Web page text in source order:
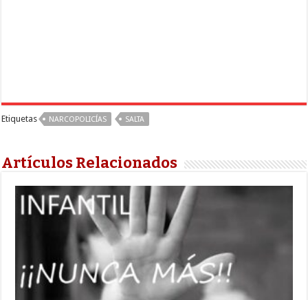
Etiquetas NARCOPOLICÍAS SALTA
Artículos Relacionados